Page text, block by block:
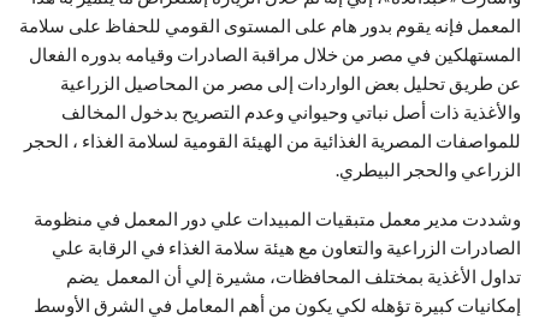
المعمل فإنه يقوم بدور هام على المستوى القومي للحفاظ على سلامة
المستهلكين في مصر من خلال مراقبة الصادرات وقيامه بدوره الفعال
عن طريق تحليل بعض الواردات إلى مصر من المحاصيل الزراعية
والأغذية ذات أصل نباتي وحيواني وعدم التصريح بدخول المخالف
للمواصفات المصرية الغذائية من الهيئة القومية لسلامة الغذاء ، الحجر
الزراعي والحجر البيطري.
وشددت مدير معمل متبقيات المبيدات علي دور المعمل في منظومة
الصادرات الزراعية والتعاون مع هيئة سلامة الغذاء في الرقابة علي
تداول الأغذية بمختلف المحافظات، مشيرة إلي أن المعمل يضم
إمكانيات كبيرة تؤهله لكي يكون من أهم المعامل في الشرق الأوسط